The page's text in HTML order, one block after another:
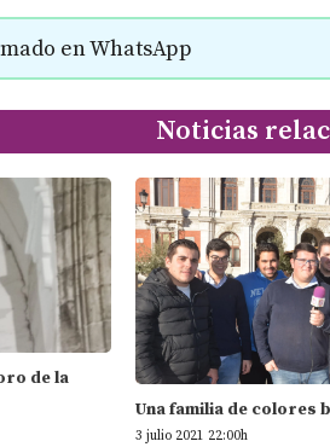
en WhatsApp
Noticias
de la
Una familia de colores
3 julio 2021 22:00h